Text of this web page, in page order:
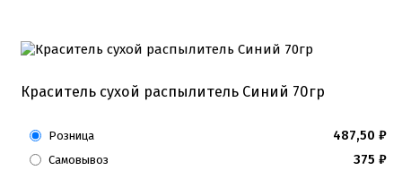
Краситель сухой распылитель Синий 70гр
Розница 487,50 ₽
Самовывоз 375 ₽